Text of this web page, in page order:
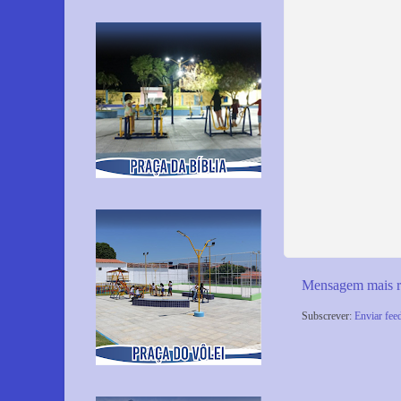
Mensagem mais
Subscrever: Enviar